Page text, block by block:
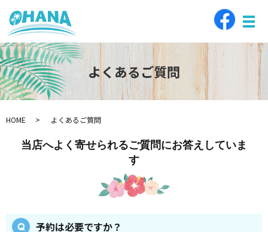
メ
よくあるご質問
HOME よくあるご質問
当店へよく寄せられるご質問にお答えしていま
す
予約は必要ですか？